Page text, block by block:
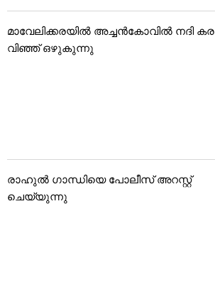
മാവേലിക്കരയിൽ അച്ചൻകോവിൽ നദി
വിഞ്ഞ് ഒഴുകുന്നു
രാഹുൽ ഗാന്ധിയെ പോലീസ് അറസ്റ്റ്
ചെയ്യുന്നു